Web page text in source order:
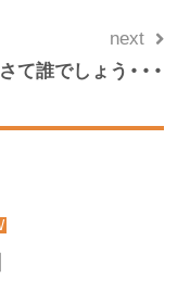
next
さて誰でしょう・・・